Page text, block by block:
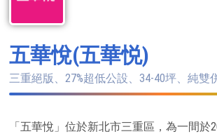
五華悅(五華悦)
三重絕版、27%超低公設、34-40坪、純雙
「五華悅」位於新北市三重區，為一間於